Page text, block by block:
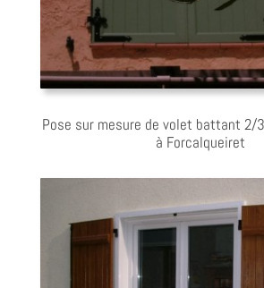
Pose sur mesure de volet battant 2/
à Forcalqueiret